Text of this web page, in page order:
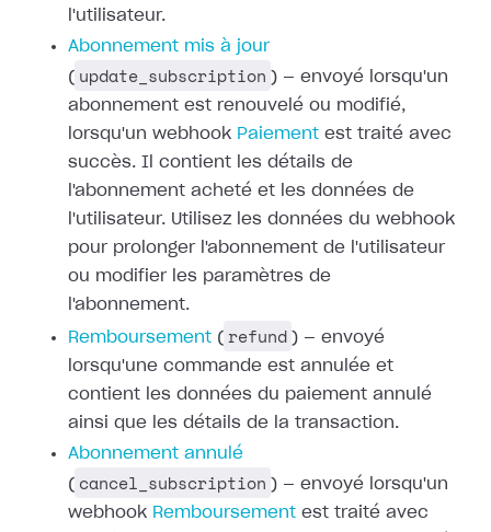
l'utilisateur.
Abonnement mis à jour
( update_subscription ) — envoyé lorsqu'un
abonnement est renouvelé ou modifié,
lorsqu'un webhook Paiement est traité avec
succès. Il contient les détails de
l'abonnement acheté et les données de
l'utilisateur. Utilisez les données du webhook
pour prolonger l'abonnement de l'utilisateur
ou modifier les paramètres de
l'abonnement.
Remboursement ( refund ) — envoyé
lorsqu'une commande est annulée et
contient les données du paiement annulé
ainsi que les détails de la transaction.
Abonnement annulé
( cancel_subscription ) — envoyé lorsqu'un
webhook Remboursement est traité avec